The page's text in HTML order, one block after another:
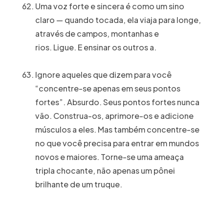
Uma voz forte e sincera é como um sino
claro — quando tocada, ela viaja para longe,
através de campos, montanhas e
rios. Ligue. E ensinar os outros a.
Ignore aqueles que dizem para você
“concentre-se apenas em seus pontos
fortes”. Absurdo. Seus pontos fortes nunca
vão. Construa-os, aprimore-os e adicione
músculos a eles. Mas também concentre-se
no que você precisa para entrar em mundos
novos e maiores. Torne-se uma ameaça
tripla chocante, não apenas um pônei
brilhante de um truque.